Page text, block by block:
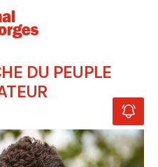
DU PEUPLE